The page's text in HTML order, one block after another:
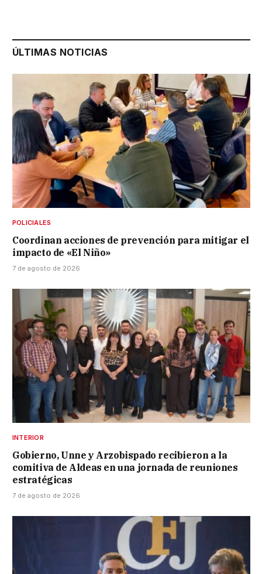
ÚLTIMAS NOTICIAS
POLICIALES
Coordinan acciones de prevención para mitigar el
impacto de «El Niño»
7 de agosto de 2026
INTERIOR
Gobierno, Unne y Arzobispado recibieron a la
comitiva de Aldeas en una jornada de reuniones
estratégicas
7 de agosto de 2026